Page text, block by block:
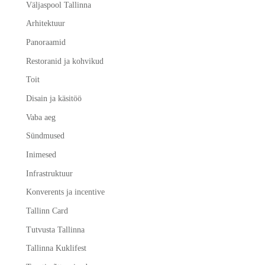
Väljaspool Tallinna
Arhitektuur
Panoraamid
Restoranid ja kohvikud
Toit
Disain ja käsitöö
Vaba aeg
Sündmused
Inimesed
Infrastruktuur
Konverents ja incentive
Tallinn Card
Tutvusta Tallinna
Tallinna Kuklifest